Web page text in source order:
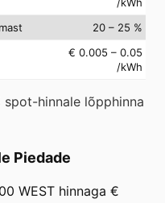
20 – 25 %
€ 0.005 – 0.05
/kWh
spot-hinnale lõpphinna
Piedade
WEST hinnaga €